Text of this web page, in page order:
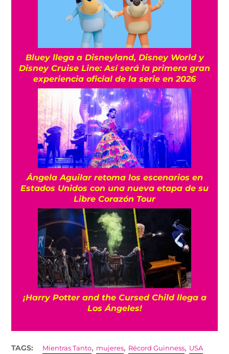
Bluey llega a Disneyland, Disney World y
Disney Cruise Line: Así será la primera gran
experiencia oficial de la serie en 2026
Ángela Aguilar retoma los escenarios en
Estados Unidos con una nueva etapa de su
Libre Corazón Tour
¡Harry Potter and the Cursed Child llega a
Los Ángeles!
TAGS: Mientras Tanto, mujeres, Récord Guinness, USA